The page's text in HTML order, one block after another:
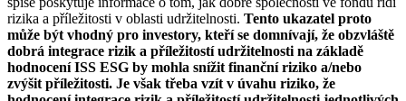
rizika a příležitosti v oblasti udržitelnosti. Tento ukazatel proto
může být vhodný pro investory, kteří se domnívají, že obzvláště
dobrá integrace rizik a příležitostí udržitelnosti na základě
hodnocení ISS ESG by mohla snížit finanční riziko a/nebo
zvýšit příležitosti. Je však třeba vzít v úvahu riziko, že